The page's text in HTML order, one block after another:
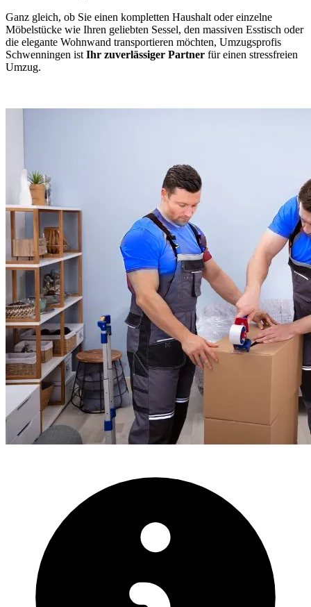
Ganz gleich, ob Sie einen kompletten Haushalt oder einzelne
Möbelstücke wie Ihren geliebten Sessel, den massiven Esstisch oder
die elegante Wohnwand transportieren möchten, Umzugsprofis
Schwenningen ist Ihr zuverlässiger Partner für einen stressfreien
Umzug.